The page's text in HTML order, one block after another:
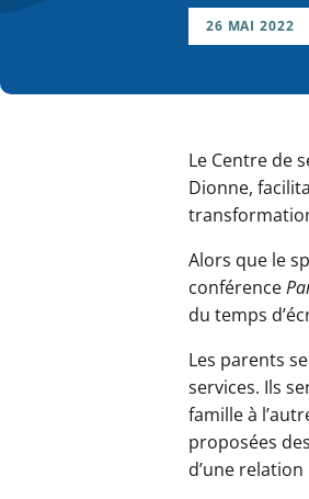
Seigneuries
26 MAI 2022
Le Centre de
Dionne,
Alors que le
conférence
du temps
Les parents
services. Ils
famille à
proposées
d’une